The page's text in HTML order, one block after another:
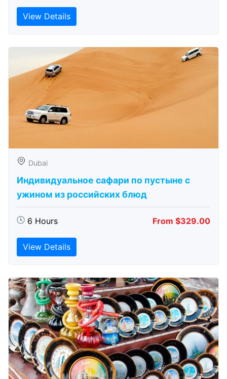
View Details
Dubai
Индивидуальное сафари по пустыне с
ужином из российских блюд
6 Hours From $329.00
View Details